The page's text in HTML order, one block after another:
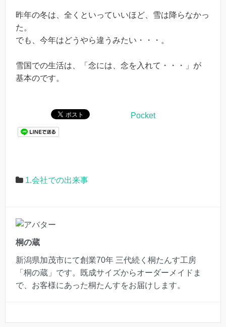
昨年の冬は、全くといっていいほど、雪は降らなかっ
た。
でも、今年はどうやら違うみたい・・・。
雪国での生活は、「念には、念を入れて・・・」が
基本のです。
Pocket
1.会社での出来事
桐の蔵
新潟県加茂市にて創業70年 三代続く桐たんす工房
「桐の蔵」です。既成サイズからオーダーメイドま
で、お客様にあった桐たんすをお届けします。